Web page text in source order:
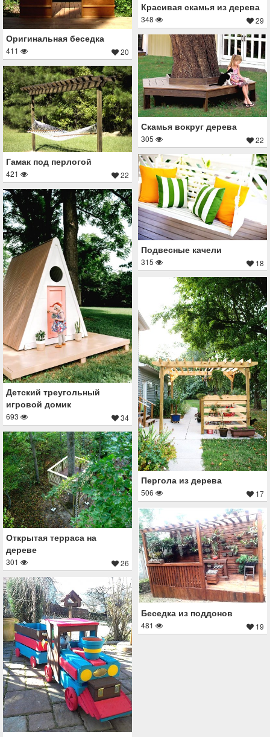
Оригинальная беседка
411 20
Красивая скамья из дерева
348 29
Скамья вокруг дерева
305 22
Гамак под перлогой
421 22
Подвесные качели
315 18
Детский треугольный
игровой домик
693 34
Пергола из дерева
506 17
Открытая терраса на
дереве
301 26
Беседка из поддонов
481 19